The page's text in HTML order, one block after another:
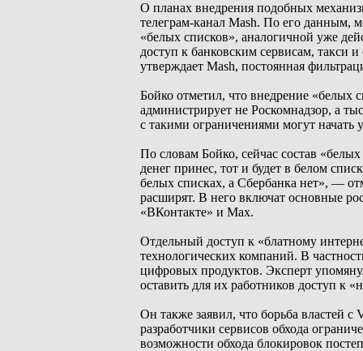
О планах внедрения подобных
телеграм-канал Mash. По его данным,
«белых списков», аналогичной уже
доступ к банковским сервисам, такси
утверждает Mash, постоянная
Бойко отметил, что внедрение «белых
администрирует не Роскомнадзор, а
с такими ограничениями могут
По словам Бойко, сейчас состав
денег принес, тот и будет в белом
белых списках, а Сбербанка нет», —
расширят. В него включат основные
«ВКонтакте» и Max.
Отдельный доступ к «блатному
технологических компаний. В
цифровых продуктов. Эксперт
оставить для их работников доступ к
Он также заявил, что борьба властей
разработчики сервисов обхода
возможности обхода блокировок